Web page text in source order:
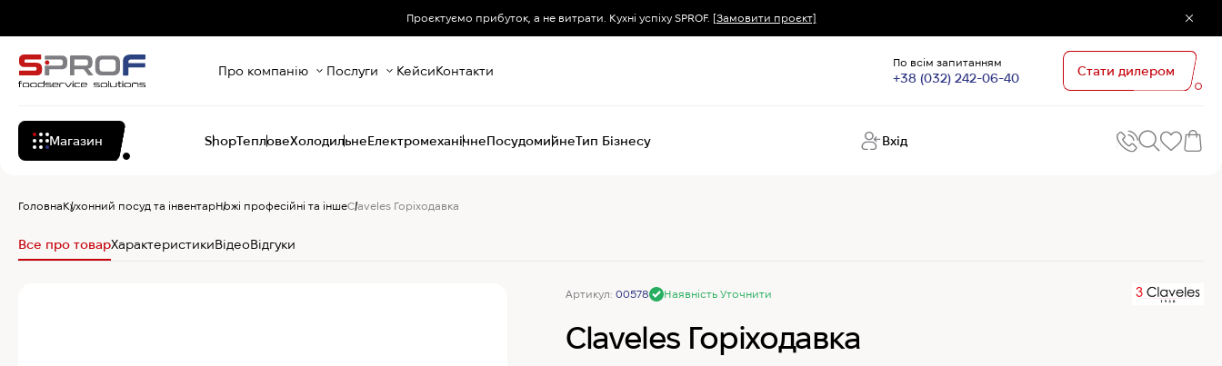
Проєктуємо прибуток, а не витрати. Кухні успіху SPROF. [Замовити проєкт]
Про компанію Послуги КейсиКонтакти
По всім запитанням
+38 (032) 242-06-40 Стати дилером
Магазин ShopТепловеХолодильнеЕлектромеханічнеПосудомийнеТип Бізнесу Вхід
Пароконвектомати
ГоловнаКухонний посуд та інвентарНожі професійні та іншеClaveles Горіходавка
Все про товарХарактеристикиВідеоВідгуки
Артикул: 00578 Наявність Уточнити
Claveles Горіходавка